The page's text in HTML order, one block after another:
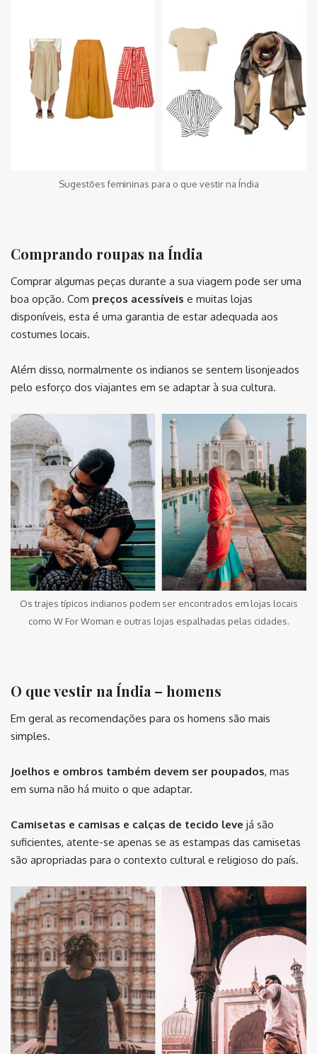
Sugestões femininas para o que vestir na Índia
Comprando roupas na Índia
Comprar algumas peças durante a sua viagem pode ser uma
boa opção. Com preços acessíveis e muitas lojas
disponíveis, esta é uma garantia de estar adequada aos
costumes locais.
Além disso, normalmente os indianos se sentem lisonjeados
pelo esforço dos viajantes em se adaptar à sua cultura.
Os trajes típicos indianos podem ser encontrados em lojas locais
como W For Woman e outras lojas espalhadas pelas cidades.
O que vestir na Índia – homens
Em geral as recomendações para os homens são mais
simples.
Joelhos e ombros também devem ser poupados, mas
em suma não há muito o que adaptar.
Camisetas e camisas e calças de tecido leve já são
suficientes, atente-se apenas se as estampas das camisetas
são apropriadas para o contexto cultural e religioso do país.